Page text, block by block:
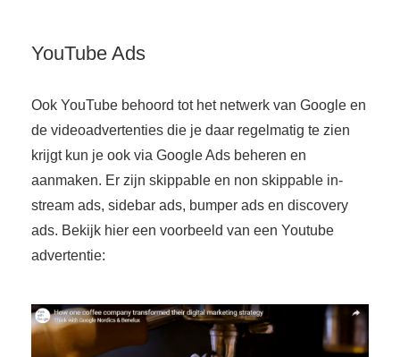
YouTube Ads
Ook YouTube behoord tot het netwerk van Google en
de videoadvertenties die je daar regelmatig te zien
krijgt kun je ook via Google Ads beheren en
aanmaken. Er zijn skippable en non skippable in-
stream ads, sidebar ads, bumper ads en discovery
ads. Bekijk hier een voorbeeld van een Youtube
advertentie: